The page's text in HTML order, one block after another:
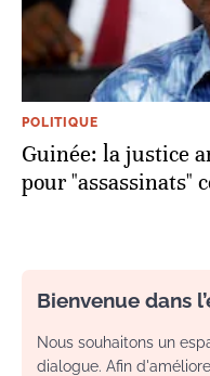
POLITIQUE
Guinée: la justice
pour "assassinats"
Bienvenue dans
Nous souhaitons un
dialogue. Afin